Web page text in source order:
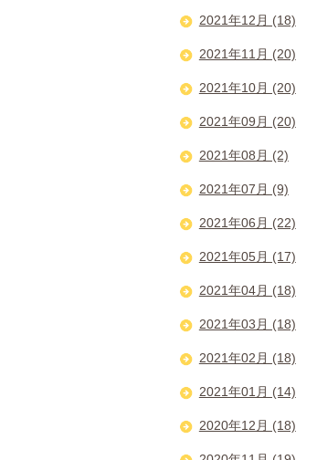
2021年12月 (18)
2021年11月 (20)
2021年10月 (20)
2021年09月 (20)
2021年08月 (2)
2021年07月 (9)
2021年06月 (22)
2021年05月 (17)
2021年04月 (18)
2021年03月 (18)
2021年02月 (18)
2021年01月 (14)
2020年12月 (18)